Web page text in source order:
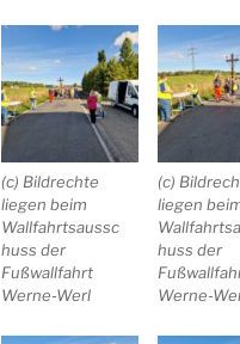
(c) Bildrechte
liegen beim
Wallfahrtsaussc
huss der
Fußwallfahrt
Werne-Werl
(c)
liegen
huss der
Werne-